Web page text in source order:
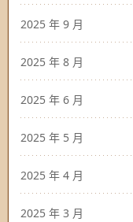
2025 年 9 月
2025 年 8 月
2025 年 6 月
2025 年 5 月
2025 年 4 月
2025 年 3 月